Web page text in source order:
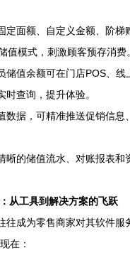
定面额、自定义金额、阶梯
值模式，刺激顾客预存消费。
储值余额可在门店POS、
查询，提升体验。
数据，可精准推送促销信
晰的储值流水、对账报表
从工具到解决方案的飞跃
往成为零售商家对其软件服
在：